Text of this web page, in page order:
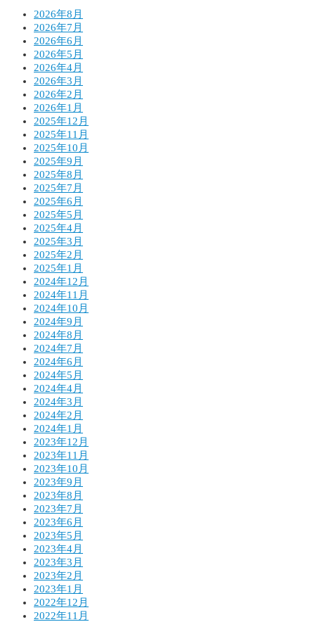
2026年8月
2026年7月
2026年6月
2026年5月
2026年4月
2026年3月
2026年2月
2026年1月
2025年12月
2025年11月
2025年10月
2025年9月
2025年8月
2025年7月
2025年6月
2025年5月
2025年4月
2025年3月
2025年2月
2025年1月
2024年12月
2024年11月
2024年10月
2024年9月
2024年8月
2024年7月
2024年6月
2024年5月
2024年4月
2024年3月
2024年2月
2024年1月
2023年12月
2023年11月
2023年10月
2023年9月
2023年8月
2023年7月
2023年6月
2023年5月
2023年4月
2023年3月
2023年2月
2023年1月
2022年12月
2022年11月